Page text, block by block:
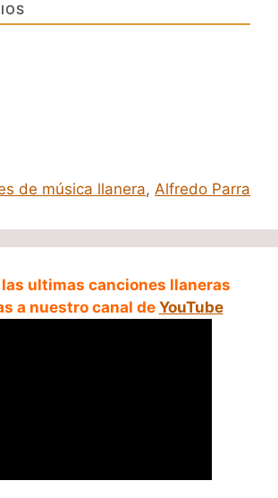
de música llanera, Alfredo Parra
las ultimas canciones llaneras
a nuestro canal de YouTube